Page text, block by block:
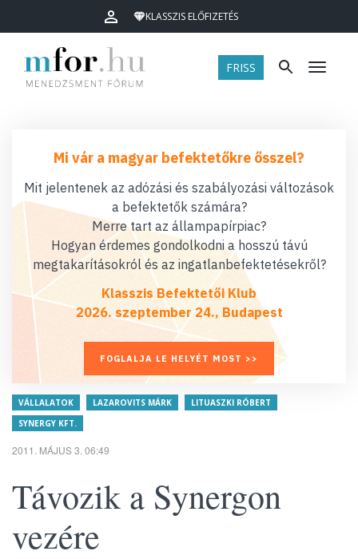
KLASSZIS ELŐFIZETÉS
FRISS Menü
Mi vár a magyar befektetőkre ősszel?
Mit jelentenek az adózási és szabályozási változások
a befektetők számára?
Merre tart az állampapírpiac?
Hogyan érdemes gondolkodni a hosszú távú
megtakarításokról és az ingatlanbefektetésekről?
Klasszis Befektetői Klub
2026. szeptember 24., Budapest
FOGLALJA LE HELYÉT MOST >>
VÁLLALATOK LAZAROVITS MÁRK
LITUASZKI RÓBERT
SYNERGY KFT.
2011. MÁJUS 3. 06:49
Távozik a Synergon
vezére